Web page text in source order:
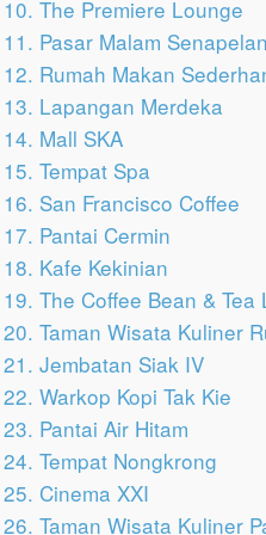
10. The Premiere Lounge
11. Pasar Malam Senapelan
12. Rumah Makan
13. Lapangan Merdeka
14. Mall SKA
15. Tempat Spa
16. San Francisco Coffee
17. Pantai Cermin
18. Kafe Kekinian
19. The Coffee Bean & Tea
20. Taman Wisata Kuliner
21. Jembatan Siak IV
22. Warkop Kopi Tak Kie
23. Pantai Air Hitam
24. Tempat Nongkrong
25. Cinema XXI
26. Taman Wisata Kuliner